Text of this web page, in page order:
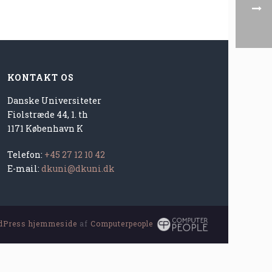
KONTAKT OS
Danske Universiteter
Fiolstræde 44, 1. th
1171 København K
Telefon: +45 27 12 10 42
E-mail:dkuni@dkuni.dk
hjemmeside af Computerpeople